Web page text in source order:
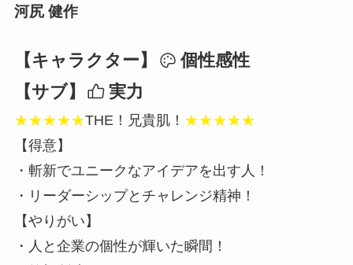
河尻 健作
【キャラクター】
個性感性
【サブ】
実力
★★★★★THE！兄貴肌！ ★★★★★
【得意】
・斬新でユニークなアイデアを出す人！
・リーダーシップとチャレンジ精神！
【やりがい】
・人と企業の個性が輝いた瞬間！